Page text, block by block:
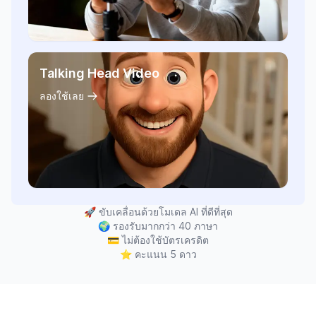
Talking Head Video
ลองใช้เลย
🚀 ขับเคลื่อนด้วยโมเดล AI ที่ดีที่สุด
🌍 รองรับมากกว่า 40 ภาษา
💳ไม่ต้องใช้บัตรเครดิต
⭐ คะแนน 5 ดาว